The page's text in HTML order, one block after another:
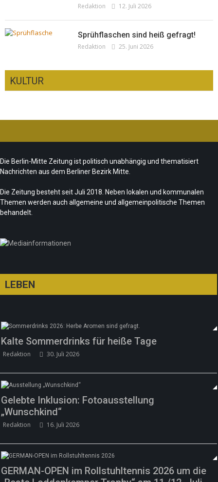
Redaktion 12. Juli 2026
Sprühflaschen sind heiß gefragt!
Redaktion 25. Juni 2026
KULTUR
zeitgemäß?
CSD-Anschlag: Trauer und politische
Folgerungen
music
Team/Redaktion 21. Juni 2026
„Les Amoureuses“ zur Fête de la Musique
Die Berlin-Mitte Zeitung ist politisch unabhängig und thematisiert
Nachrichten aus dem Berliner Bezirk Mitte.
Die Zeitung besteht seit Juli 2018. Neben lokalen und kommunalen
Themen werden auch allgemeine und allgemeinpolitische Themen
behandelt.
LEBEN
Kalte Sommerdrinks für heiße Tage
Redaktion 30. Juli 2026
Gelebte Inklusion: Fotoausstellung
„Wunschkind“
Redaktion 16. Juli 2026
GERMAN-OPEN im Rollstuhltennis 2026 um die